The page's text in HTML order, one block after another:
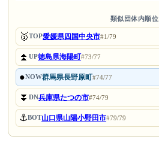
類似団体内順位
🥇TOP愛媛県四国中央市#1/79
⏫UP徳島県海陽町#73/77
●NOW群馬県長野原町#74/77
⏬DN兵庫県たつの市#74/79
⚓BOT山口県山陽小野田市#79/79